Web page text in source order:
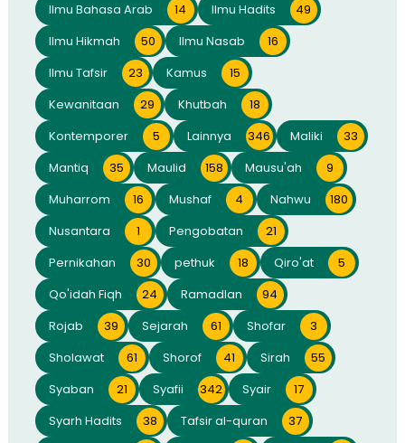
Ilmu Bahasa Arab
14 Ilmu Hadits
49
Ilmu Hikmah
50 Ilmu Nasab
16
Ilmu Tafsir
23 Kamus
15
Kewanitaan
29 Khutbah
18
Kontemporer
5 Lainnya 346 Maliki
33
Mantiq
35 Maulid 158 Mausu'ah
9
Muharrom
16 Mushaf 4 Nahwu
180
Nusantara
1 Pengobatan
21
Pernikahan
30 pethuk 18 Qiro'at
5
Qo'idah Fiqh
24 Ramadlan
94
Rojab
39 Sejarah 61 Shofar
3
Sholawat
61 Shorof 41 Sirah
55
Syaban
21 Syafii 342 Syair
17
Syarh Hadits
38 Tafsir al-quran
37